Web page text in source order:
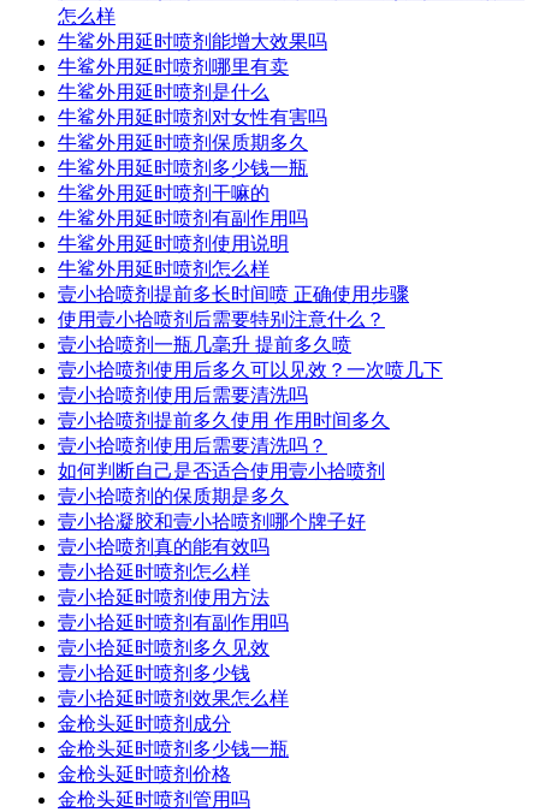
怎么样
牛鲨外用延时喷剂能增大效果吗
牛鲨外用延时喷剂哪里有卖
牛鲨外用延时喷剂是什么
牛鲨外用延时喷剂对女性有害吗
牛鲨外用延时喷剂保质期多久
牛鲨外用延时喷剂多少钱一瓶
牛鲨外用延时喷剂干嘛的
牛鲨外用延时喷剂有副作用吗
牛鲨外用延时喷剂使用说明
牛鲨外用延时喷剂怎么样
壹小拾喷剂提前多长时间喷 正确使用步骤
使用壹小拾喷剂后需要特别注意什么？
壹小拾喷剂一瓶几毫升 提前多久喷
壹小拾喷剂使用后多久可以见效？一次喷几下
壹小拾喷剂使用后需要清洗吗
壹小拾喷剂提前多久使用 作用时间多久
壹小拾喷剂使用后需要清洗吗？
如何判断自己是否适合使用壹小拾喷剂
壹小拾喷剂的保质期是多久
壹小拾凝胶和壹小拾喷剂哪个牌子好
壹小拾喷剂真的能有效吗
壹小拾延时喷剂怎么样
壹小拾延时喷剂使用方法
壹小拾延时喷剂有副作用吗
壹小拾延时喷剂多久见效
壹小拾延时喷剂多少钱
壹小拾延时喷剂效果怎么样
金枪头延时喷剂成分
金枪头延时喷剂多少钱一瓶
金枪头延时喷剂价格
金枪头延时喷剂管用吗